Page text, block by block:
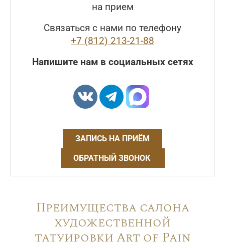
на прием
Связаться с нами по телефону
+7 (812) 213-21-88
Напишите нам в социальных сетях
ЗАПИСЬ НА ПРИЁМ
ОБРАТНЫЙ ЗВОНОК
Преимущества салона
художественной
татуировки Art of Pain